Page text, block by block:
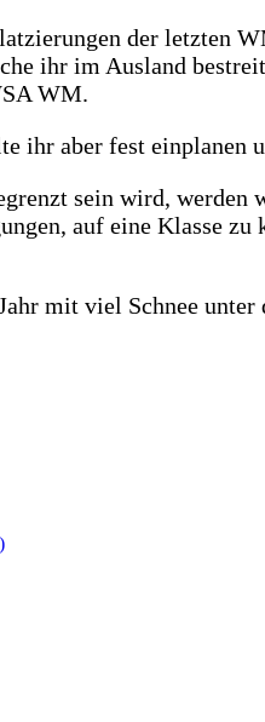
der letzten
ihr im Ausland
WM.
ihr aber fest einplanen
sein wird,
auf eine Klasse
mit viel Schnee unter